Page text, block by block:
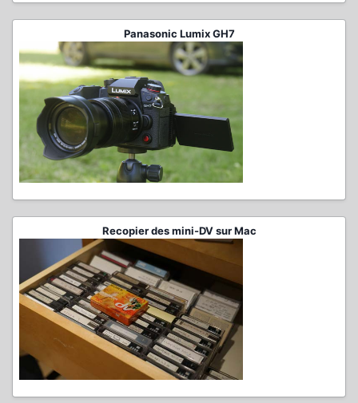
Panasonic Lumix GH7
Recopier des mini-DV sur Mac